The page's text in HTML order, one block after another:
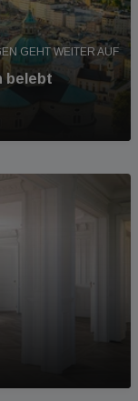
GEHT WEITER AUF
belebt